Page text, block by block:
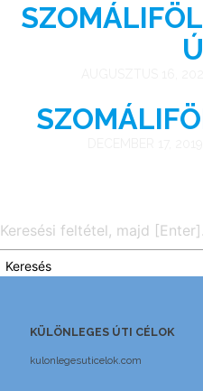
Keresés
KÜLÖNLEGES ÚTI CÉLOK
kulonlegesuticelok.com